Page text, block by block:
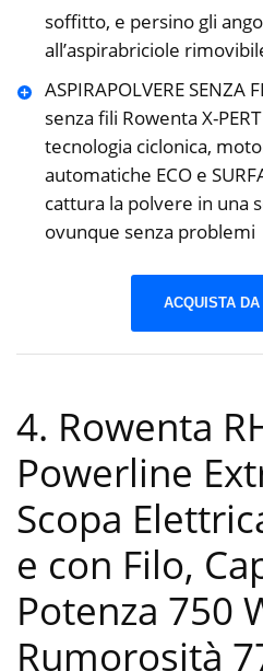
soffitto, e persino gli
all’aspirabriciole
ASPIRAPOLVERE SENZA
senza fili Rowenta X-
tecnologia ciclonica,
automatiche ECO e
cattura la polvere in una
ovunque senza problemi
ACQUISTA DA
4. Rowenta
Powerline
Scopa
e con Filo,
Potenza 750
Rumorosità